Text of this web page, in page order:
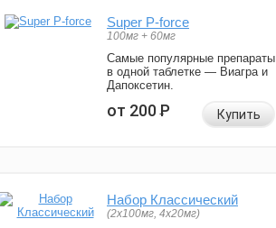
Super P-force
100мг + 60мг
Самые популярные препараты
в одной таблетке — Виагра и
Дапоксетин.
от 200Р Купить
Набор Классический
(2x100мг, 4x20мг)